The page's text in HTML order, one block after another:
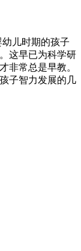
儿时期的孩子
这早已为科学研
非常总是早教。
子智力发展的几